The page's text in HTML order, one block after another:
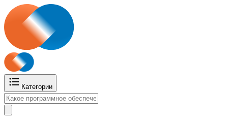
Категории